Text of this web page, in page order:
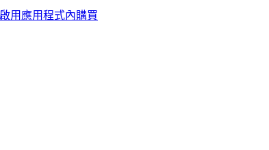
用應用程式內購買